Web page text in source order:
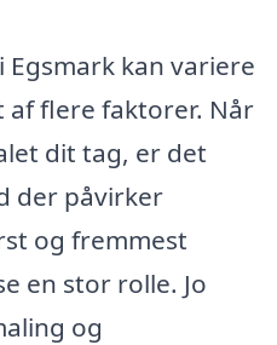
kan variere
flere faktorer. Når
dit tag, er det
der påvirker
og fremmest
en stor rolle. Jo
og